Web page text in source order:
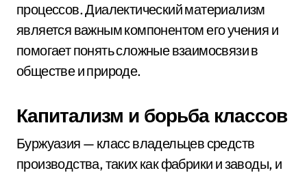
процессов. Диалектический материализм
является важным компонентом его учения и
помогает понять сложные взаимосвязи в
обществе и природе.
Капитализм и борьба классов
Буржуазия — класс владельцев средств
производства, таких как фабрики и заводы, и